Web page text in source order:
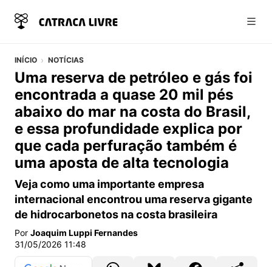
INÍCIO NOTÍCIAS
Uma reserva de petróleo e gás foi
encontrada a quase 20 mil pés
abaixo do mar na costa do Brasil,
e essa profundidade explica por
que cada perfuração também é
uma aposta de alta tecnologia
Veja como uma importante empresa
internacional encontrou uma reserva gigante
de hidrocarbonetos na costa brasileira
Por Joaquim Luppi Fernandes
31/05/2026 11:48